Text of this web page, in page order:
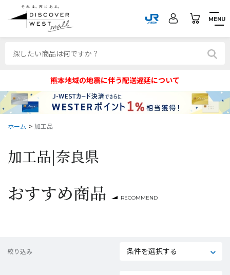
MENU
熊本地域の地震に伴う配送遅延について
ホーム > 加工品
加工品|奈良県
おすすめ商品 RECOMMEND
絞り込み 条件を選択する